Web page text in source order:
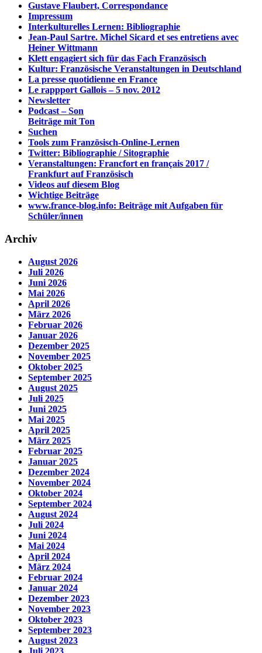
Gustave Flaubert, Correspondance
Impressum
Interkulturelles Lernen: Bibliographie
Jean-Paul Sartre. Michel Sicard et ses entretiens avec
Heiner Wittmann
Klett engagiert sich für das Fach Französisch
Kultur: Französische Veranstaltungen in Deutschland
La presse quotidienne en France
Le rappport Gallois – 5 nov. 2012
Newsletter
Podcast – Son
Beiträge mit Ton
Suchen
Tools zum Französisch-Online-Lernen
Twitter: Bibliographie / Sitographie
Veranstaltungen: Francfort en français 2017 /
Frankfurt auf Französisch
Videos auf diesem Blog
Wichtige Beiträge
www.france-blog.info: Beiträge mit Aufgaben für
Schüler/innen
Archiv
August 2026
Juli 2026
Juni 2026
Mai 2026
April 2026
März 2026
Februar 2026
Januar 2026
Dezember 2025
November 2025
Oktober 2025
September 2025
August 2025
Juli 2025
Juni 2025
Mai 2025
April 2025
März 2025
Februar 2025
Januar 2025
Dezember 2024
November 2024
Oktober 2024
September 2024
August 2024
Juli 2024
Juni 2024
Mai 2024
April 2024
März 2024
Februar 2024
Januar 2024
Dezember 2023
November 2023
Oktober 2023
September 2023
August 2023
Juli 2023